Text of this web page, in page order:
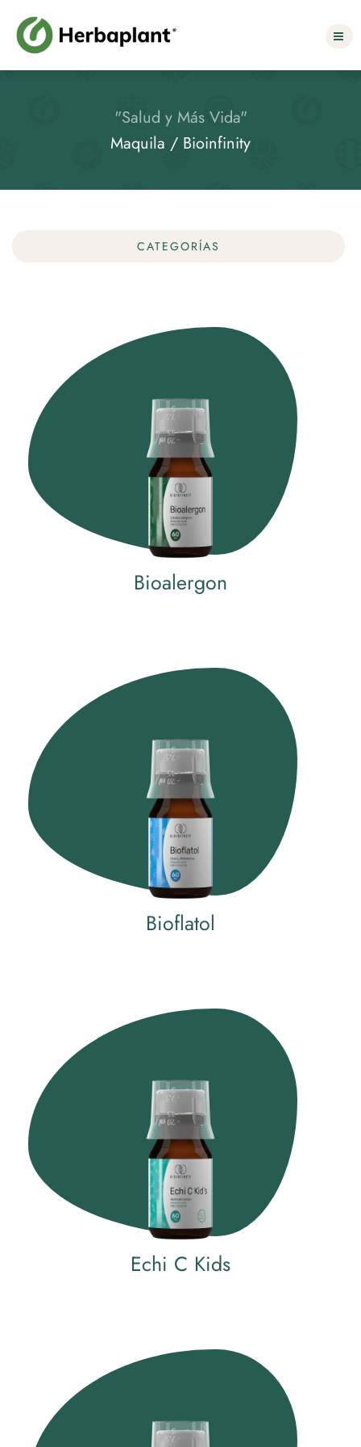
"Salud y Más Vida"
Maquila / Bioinfinity
CATEGORÍAS
Bioalergon
Bioflatol
Echi C Kids
Select Language▼